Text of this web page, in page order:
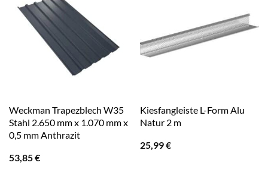
Weckman Trapezblech W35
Stahl 2.650 mm x 1.070 mm x
0,5 mm Anthrazit
53,85€
Kiesfangleiste L-Form Alu
Natur 2 m
25,99€